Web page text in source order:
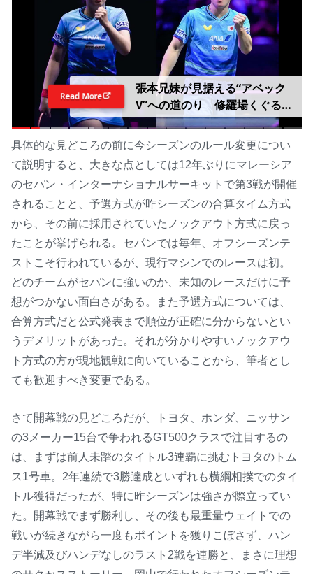
張本兄妹が見据える“アベック
V”への道のり 修羅場くぐる美
和は中国撃破へ「準備して挑
む」男子エース対決の智和は
「そのままいくだけ」【WTTチ
ャンピオンズ横浜2026】
Read More
具体的な見どころの前に今シーズンのルール変更につい
て説明すると、大きな点としては12年ぶりにマレーシア
のセパン・インターナショナルサーキットで第3戦が開催
されることと、予選方式が昨シーズンの合算タイム方式
から、その前に採用されていたノックアウト方式に戻っ
たことが挙げられる。セパンでは毎年、オフシーズンテ
ストこそ行われているが、現行マシンでのレースは初。
どのチームがセパンに強いのか、未知のレースだけに予
想がつかない面白さがある。また予選方式については、
合算方式だと公式発表まで順位が正確に分からないとい
うデメリットがあった。それが分かりやすいノックアウ
ト方式の方が現地観戦に向いていることから、筆者とし
ても歓迎すべき変更である。
さて開幕戦の見どころだが、トヨタ、ホンダ、ニッサン
の3メーカー15台で争われるGT500クラスで注目するの
は、まずは前人未踏のタイトル3連覇に挑むトヨタのトム
ス1号車。2年連続で3勝達成といずれも横綱相撲でのタイ
トル獲得だったが、特に昨シーズンは強さが際立ってい
た。開幕戦でまず勝利し、その後も最重量ウェイトでの
戦いが続きながら一度もポイントを獲りこぼさず、ハン
デ半減及びハンデなしのラスト2戦を連勝と、まさに理想